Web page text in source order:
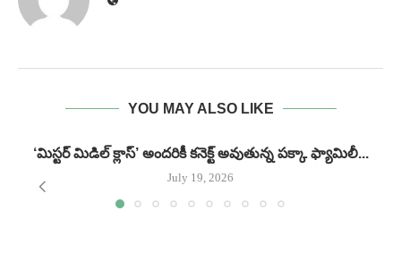
YOU MAY ALSO LIKE
‘మిస్టర్ మిడిల్ క్లాస్’ అందరికీ కనెక్ట్ అవుతున్న పక్కా ఫ్యామిలీ...
July 19, 2026